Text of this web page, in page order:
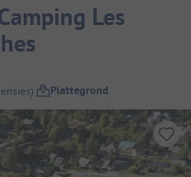
Les
) Plattegrond